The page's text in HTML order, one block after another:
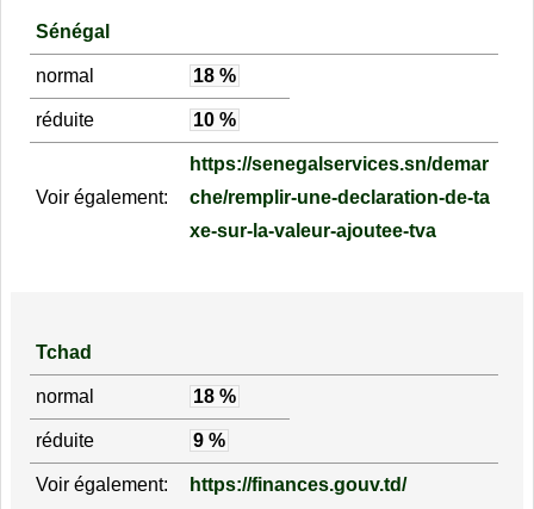
Sénégal
normal 18 %
réduite 10 %
Voir également:
https://senegalservices.sn/demar
che/remplir-une-declaration-de-ta
xe-sur-la-valeur-ajoutee-tva
Tchad
normal 18 %
réduite 9 %
Voir également: https://finances.gouv.td/